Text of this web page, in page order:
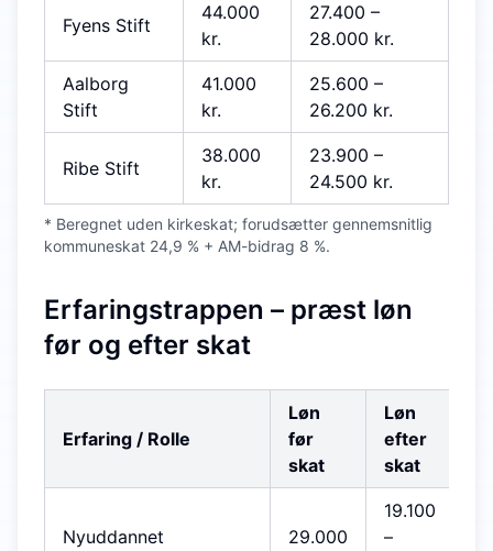
Fyens Stift
44.000
kr.
27.400 –
28.000 kr.
Aalborg
Stift
41.000
kr.
25.600 –
26.200 kr.
Ribe Stift
38.000
kr.
23.900 –
24.500 kr.
* Beregnet uden kirkeskat; forudsætter gennemsnitlig
kommuneskat 24,9 % + AM-bidrag 8 %.
Erfaringstrappen – præst løn
før og efter skat
Erfaring / Rolle
Løn
før
skat
Løn
efter
skat
Nyuddannet
29.000
19.100
–